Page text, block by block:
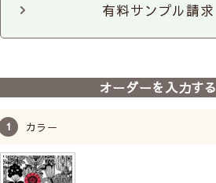
有料サンプル請求
オーダーを入力する
カラー